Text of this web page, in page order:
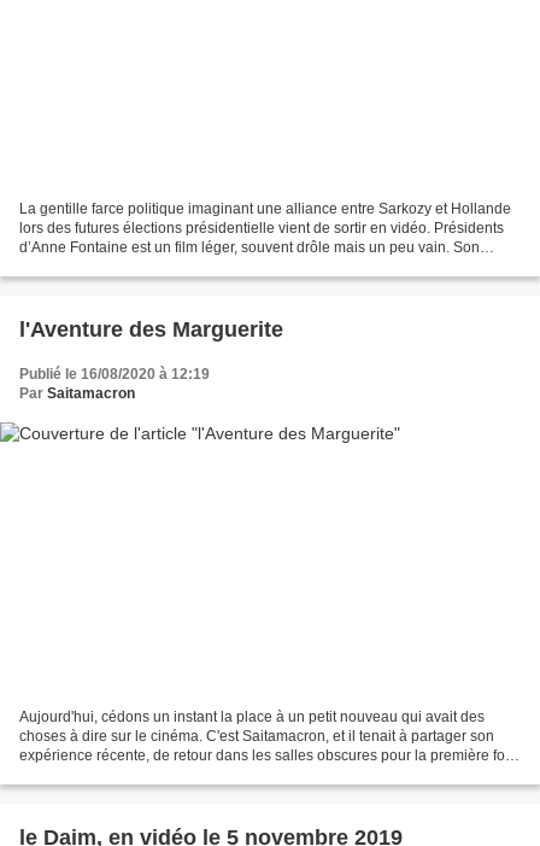
La gentille farce politique imaginant une alliance entre Sarkozy et Hollande
lors des futures élections présidentielle vient de sortir en vidéo. Présidents
d’Anne Fontaine est un film léger, souvent drôle mais un peu vain. Son
l'Aventure des Marguerite
Publié le 16/08/2020 à 12:19
Par Saitamacron
Aujourd'hui, cédons un instant la place à un petit nouveau qui avait des
choses à dire sur le cinéma. C'est Saitamacron, et il tenait à partager son
expérience récente, de retour dans les salles obscures pour la première fois
le Daim, en vidéo le 5 novembre 2019